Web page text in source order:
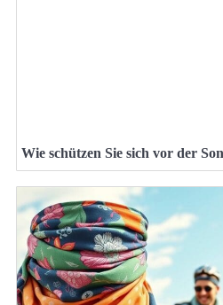
Wie schützen Sie sich vor der